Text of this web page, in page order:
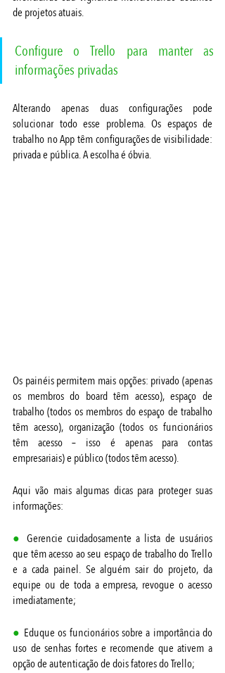
de projetos atuais.
Configure o Trello para manter as
informações privadas
Alterando apenas duas configurações pode
solucionar todo esse problema. Os espaços de
trabalho no App têm configurações de visibilidade:
privada e pública. A escolha é óbvia.
Os painéis permitem mais opções: privado (apenas
os membros do board têm acesso), espaço de
trabalho (todos os membros do espaço de trabalho
têm acesso), organização (todos os funcionários
têm acesso – isso é apenas para contas
empresariais) e público (todos têm acesso).
Aqui vão mais algumas dicas para proteger suas
informações:
● Gerencie cuidadosamente a lista de usuários
que têm acesso ao seu espaço de trabalho do Trello
e a cada painel. Se alguém sair do projeto, da
equipe ou de toda a empresa, revogue o acesso
imediatamente;
● Eduque os funcionários sobre a importância do
uso de senhas fortes e recomende que ativem a
opção de autenticação de dois fatores do Trello;